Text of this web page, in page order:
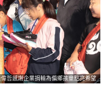
哲感謝企業捐輸為偏鄉孩童點亮希望